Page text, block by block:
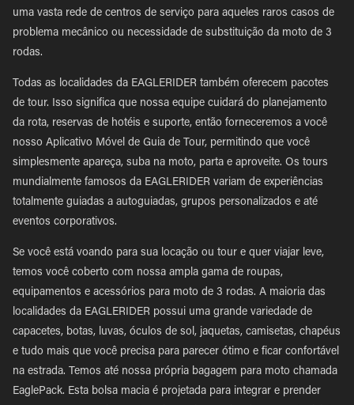
uma vasta rede de centros de serviço para aqueles raros casos de
problema mecânico ou necessidade de substituição da moto de 3
rodas.
Todas as localidades da EAGLERIDER também oferecem pacotes
de tour. Isso significa que nossa equipe cuidará do planejamento
da rota, reservas de hotéis e suporte, então forneceremos a você
nosso Aplicativo Móvel de Guia de Tour, permitindo que você
simplesmente apareça, suba na moto, parta e aproveite. Os tours
mundialmente famosos da EAGLERIDER variam de experiências
totalmente guiadas a autoguiadas, grupos personalizados e até
eventos corporativos.
Se você está voando para sua locação ou tour e quer viajar leve,
temos você coberto com nossa ampla gama de roupas,
equipamentos e acessórios para moto de 3 rodas. A maioria das
localidades da EAGLERIDER possui uma grande variedade de
capacetes, botas, luvas, óculos de sol, jaquetas, camisetas, chapéus
e tudo mais que você precisa para parecer ótimo e ficar confortável
na estrada. Temos até nossa própria bagagem para moto chamada
EaglePack. Esta bolsa macia é projetada para integrar e prender